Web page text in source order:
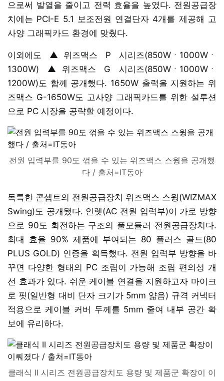
으로써 발열을 줄이고 전력 효율을 높였다. 전원공급장
치에는 PCI-E 5.1 보조전원 연결단자 4개를 제공해 고
사양 그래픽카드 환경에 맞췄다.
이외에도 ▲위즈맥스 P 시리즈(850Wㆍ1000Wㆍ
1300W) ▲위즈맥스 G 시리즈(850Wㆍ1000Wㆍ
1200W)도 함께 공개했다. 1650W 출력을 지원하는 위
즈맥스 G-1650W도 고사양 그래픽카드를 위한 설루션
으로 PC 시장을 공략할 예정이다.
전원 입력부를 90도 꺾을 수 있는 위즈맥스 스윙을 공개했
다 / 출처=IT동아
독특한 콘셉트의 전원공급장치 위즈맥스 스윙(WIZMAX
Swing)도 공개됐다. 인렛(AC 전원 입력부)이 가로 방향
으로 90도 회전하는 구조의 풀모듈러 전원공급장치다.
최대 효율 90% 제품에 부여되는 80 플러스 골드(80
PLUS GOLD) 인증을 획득했다. 전원 입력부 방향을 바
꾸면 다양한 형태의 PC 조립이 가능해 조립 편의성 개
선 효과가 있다. 쉬운 케이블 연결을 지원하고자 마이크
로 핏(일반형 대비 단자 크기가 5mm 얇음) 규격 커넥터
적용으로 케이블 커버 두께를 5mm 줄여 내부 공간 확
보에 유리하다.
클래식 II 시리즈 전원공급장치도 용량 및 제품군 확장이 이